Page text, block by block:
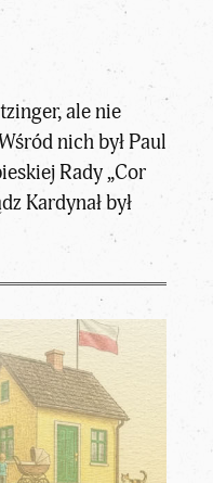
ale nie
nich był Paul
Rady „Cor
Kardynał był